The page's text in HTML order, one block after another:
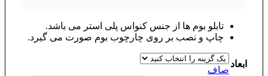
تابلو بوم ها از جنس کنواس پلی استر می باشد.
چاپ و نصب بر روی چارچوب بوم صورت می گیرد.
ابعاد
صاف